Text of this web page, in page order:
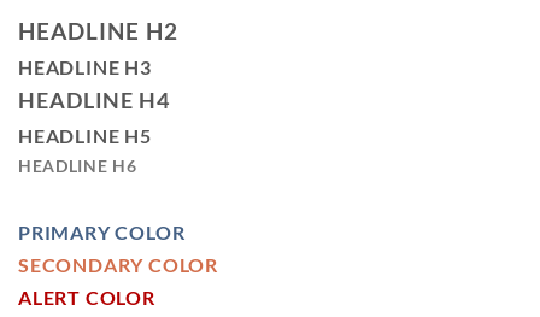
HEADLINE H2
HEADLINE H3
HEADLINE H4
HEADLINE H5
HEADLINE H6
PRIMARY COLOR
SECONDARY COLOR
ALERT COLOR